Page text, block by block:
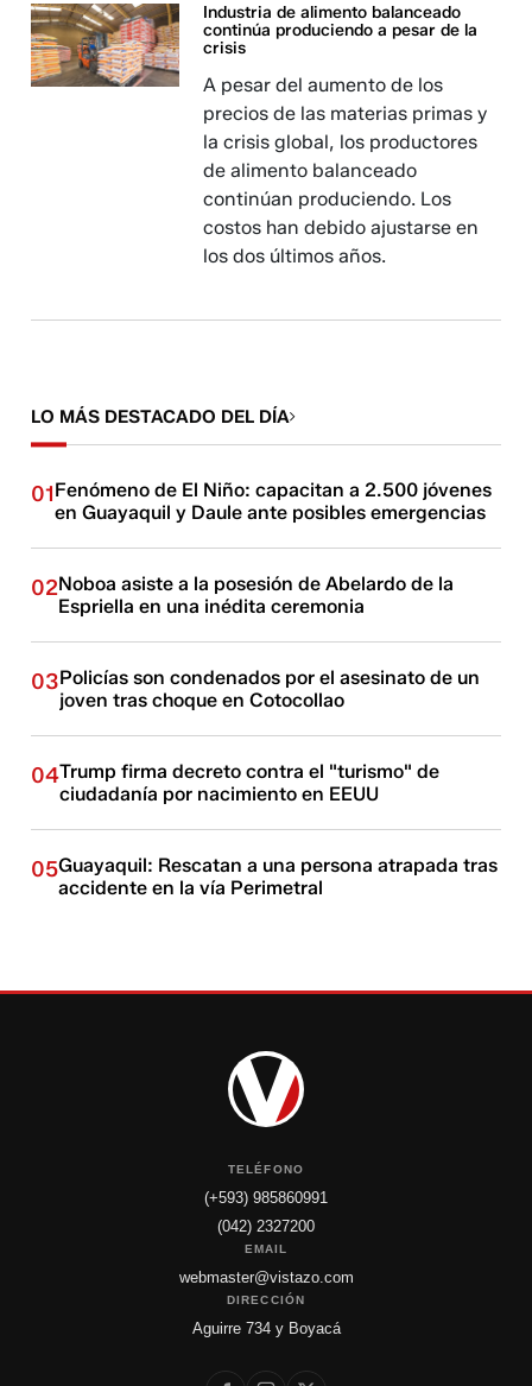
Industria de alimento balanceado
continúa produciendo a pesar de la
crisis
A pesar del aumento de los
precios de las materias primas y
la crisis global, los productores
de alimento balanceado
continúan produciendo. Los
costos han debido ajustarse en
los dos últimos años.
LO MÁS DESTACADO DEL DÍA
01Fenómeno de El Niño: capacitan a 2.500 jóvenes
en Guayaquil y Daule ante posibles emergencias
02Noboa asiste a la posesión de Abelardo de la
Espriella en una inédita ceremonia
03Policías son condenados por el asesinato de un
joven tras choque en Cotocollao
04Trump firma decreto contra el "turismo" de
ciudadanía por nacimiento en EEUU
05Guayaquil: Rescatan a una persona atrapada tras
accidente en la vía Perimetral
TELÉFONO
(+593) 985860991
(042) 2327200
EMAIL
webmaster@vistazo.com
DIRECCIÓN
Aguirre 734 y Boyacá